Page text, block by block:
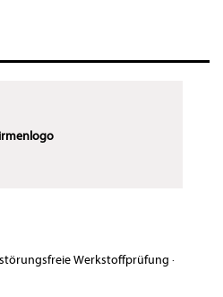
Werkstoffprüfung ·